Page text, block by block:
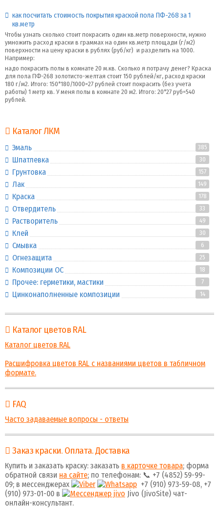
как посчитать стоимость покрытия краской пола ПФ-268 за 1
кв.метр
Чтобы узнать сколько стоит покрасить один кв.метр поверхности, нужно
умножить расход краски в граммах на один кв.метр площади (г/м2)
поверхности на цену краски в рублях (руб/кг) и разделить на 1000.
Например:
надо покрасить полы в комнате 20 м.кв. Сколько я потрачу денег? Краска
для пола ПФ-268 золотисто-желтая стоит 150 рублей/кг, расход краски
180 г/м2. Итого: 150*180/1000=27 рублей стоит покрасить (без учета
работы) 1 метр кв. У меня полы в комнате 20 м2. Итого: 20*27 руб=540
рублей.
Каталог ЛКМ
Эмаль 385
Шпатлевка 30
Грунтовка 157
Лак 149
Краска 178
Отвердитель 33
Растворитель 49
Клей 30
Смывка 6
Огнезащита 25
Композиции ОС 18
Прочее: герметики, мастики 7
Цинконаполненные композиции 14
Каталог цветов RAL
Каталог цветов RAL
Расшифровка цветов RAL с названиями цветов в табличном
формате.
FAQ
Часто задаваемые вопросы - ответы
Заказ краски. Оплата. Доставка
Купить и заказать краску: заказать в карточке товара; форма
обратной связи на сайте; по телефонам: 📞 +7 (4852) 59-99-
09; в мессенджерах
+7 (910) 973-59-08, +7
(910) 973-01-00 в
Jivo (JivoSite) чат-
онлайн-консультант.